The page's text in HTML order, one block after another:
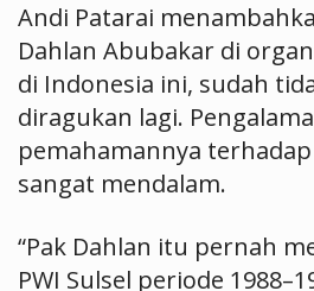
Andi Patarai
Dahlan Abubakar di
di Indonesia ini, sudah
diragukan lagi.
pemahamannya
sangat mendalam.
“Pak Dahlan itu pernah
PWI Sulsel periode